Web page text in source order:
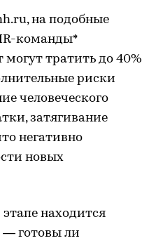
на подобные
команды*
тратить до 40%
риски
человеческого
затягивание
негативно
новых
находится
— готовы ли